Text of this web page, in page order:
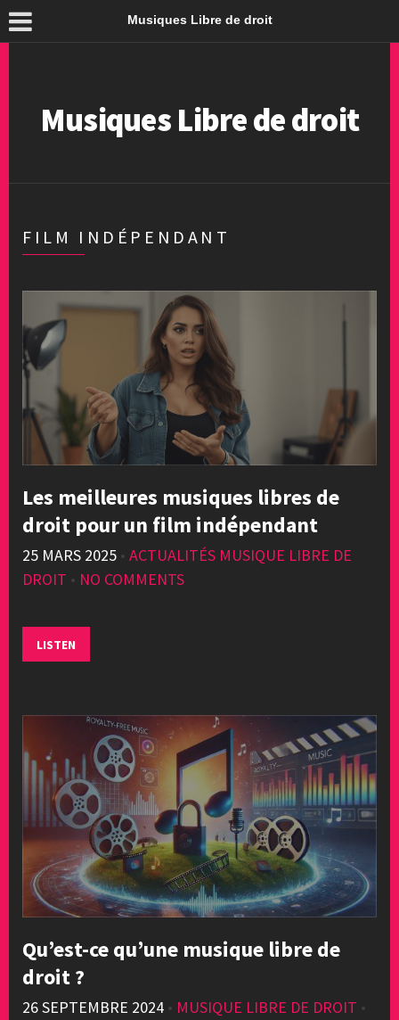
Musiques Libre de droit
Musiques Libre de droit
FILM INDÉPENDANT
Les meilleures musiques libres de
droit pour un film indépendant
25 MARS 2025 • ACTUALITÉS MUSIQUE LIBRE DE
DROIT • NO COMMENTS
LISTEN
Qu’est-ce qu’une musique libre de
droit ?
26 SEPTEMBRE 2024 • MUSIQUE LIBRE DE DROIT •